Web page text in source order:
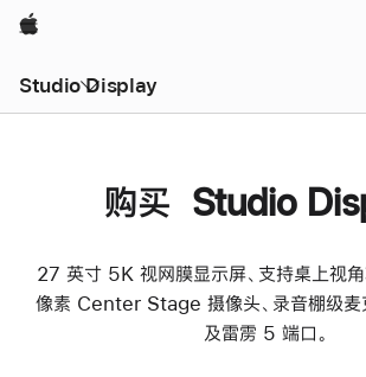
Apple
Studio Display
购买 Studio
27 英寸 5K 视网膜显示屏、支持桌上视
像素 Center Stage 摄像头、录音棚级麦
及雷雳 5 端口。